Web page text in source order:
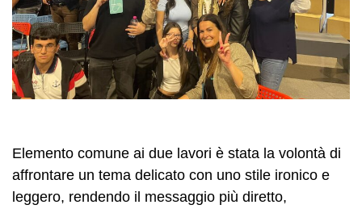
Elemento comune ai due lavori è stata la volontà di
affrontare un tema delicato con uno stile ironico e
leggero, rendendo il messaggio più diretto,